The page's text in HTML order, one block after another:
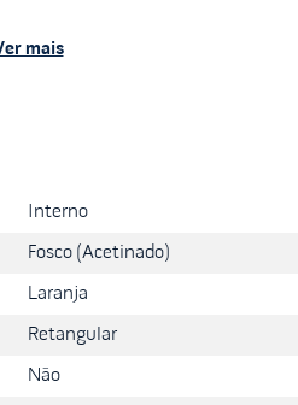
conforto visual e
a camada acetinada.
mais
Interno
Fosco (Acetinado)
Laranja
Retangular
Não